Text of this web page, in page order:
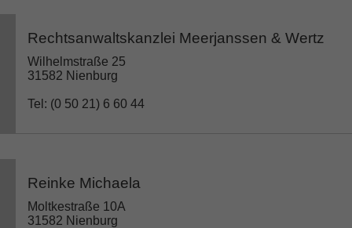
Rechtsanwaltskanzlei Meerjanssen & Wertz
Wilhelmstraße 25
31582 Nienburg
Tel: (0 50 21) 6 60 44
Reinke Michaela
Moltkestraße 10A
31582 Nienburg